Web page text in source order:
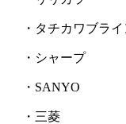
・タチカワブライ
・シャープ
・SANYO
・三菱